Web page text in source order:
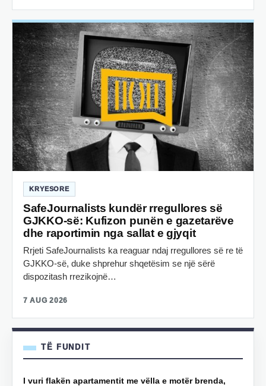
KRYESORE
SafeJournalists kundër rregullores së
GJKKO-së: Kufizon punën e gazetarëve
dhe raportimin nga sallat e gjyqit
Rrjeti SafeJournalists ka reaguar ndaj rregullores së re të
GJKKO-së, duke shprehur shqetësim se një sërë
dispozitash rrezikojnë…
7 AUG 2026
TË FUNDIT
I vuri flakën apartamentit me vëlla e motër brenda,